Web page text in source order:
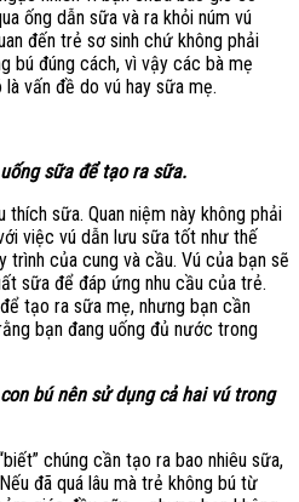
ống dẫn sữa và ra khỏi núm vú
đến trẻ sơ sinh chứ không phải
bú đúng cách, vì vậy các bà mẹ
vấn đề do vú hay sữa mẹ.
sữa để tạo ra sữa.
thích sữa. Quan niệm này không phải
việc vú dẫn lưu sữa tốt như thế
trình của cung và cầu. Vú của bạn sẽ
sữa để đáp ứng nhu cầu của trẻ.
tạo ra sữa mẹ, nhưng bạn cần
bạn đang uống đủ nước trong
bú nên sử dụng cả hai vú trong
chúng cần tạo ra bao nhiêu sữa,
đã quá lâu mà trẻ không bú từ